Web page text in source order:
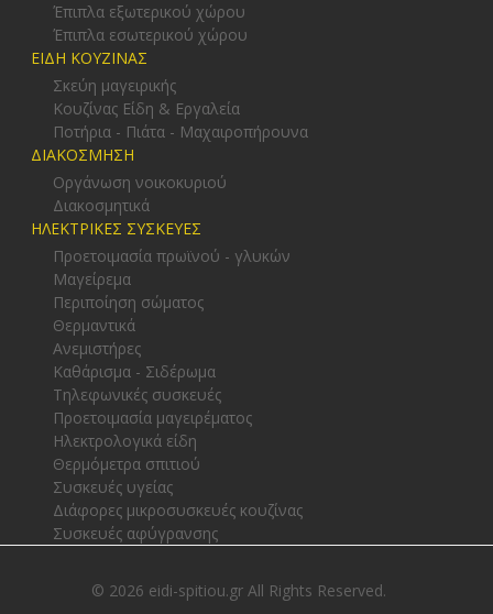
Έπιπλα εξωτερικού χώρου
Έπιπλα εσωτερικού χώρου
ΕΙΔΗ ΚΟΥΖΙΝΑΣ
Σκεύη μαγειρικής
Κουζίνας Είδη & Εργαλεία
Ποτήρια - Πιάτα - Μαχαιροπήρουνα
ΔΙΑΚΟΣΜΗΣΗ
Οργάνωση νοικοκυριού
Διακοσμητικά
ΗΛΕΚΤΡΙΚΕΣ ΣΥΣΚΕΥΕΣ
Προετοιμασία πρωϊνού - γλυκών
Μαγείρεμα
Περιποίηση σώματος
Θερμαντικά
Ανεμιστήρες
Καθάρισμα - Σιδέρωμα
Τηλεφωνικές συσκευές
Προετοιμασία μαγειρέματος
Ηλεκτρολογικά είδη
Θερμόμετρα σπιτιού
Συσκευές υγείας
Διάφορες μικροσυσκευές κουζίνας
Συσκευές αφύγρανσης
© 2026 eidi-spitiou.gr All Rights Reserved.